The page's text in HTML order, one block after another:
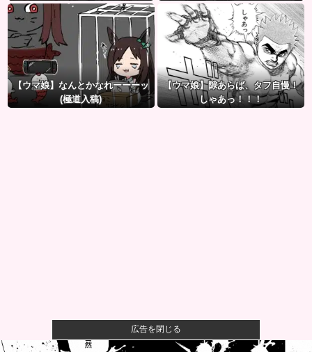
←「元気OPPAIの間違いだろ…」
【ウマ娘】なんとかなれーーーッ
(極道入稿)
【ウマ娘】隙あらば、タフ自慢！
しゃあっ！！！
広告を閉じる